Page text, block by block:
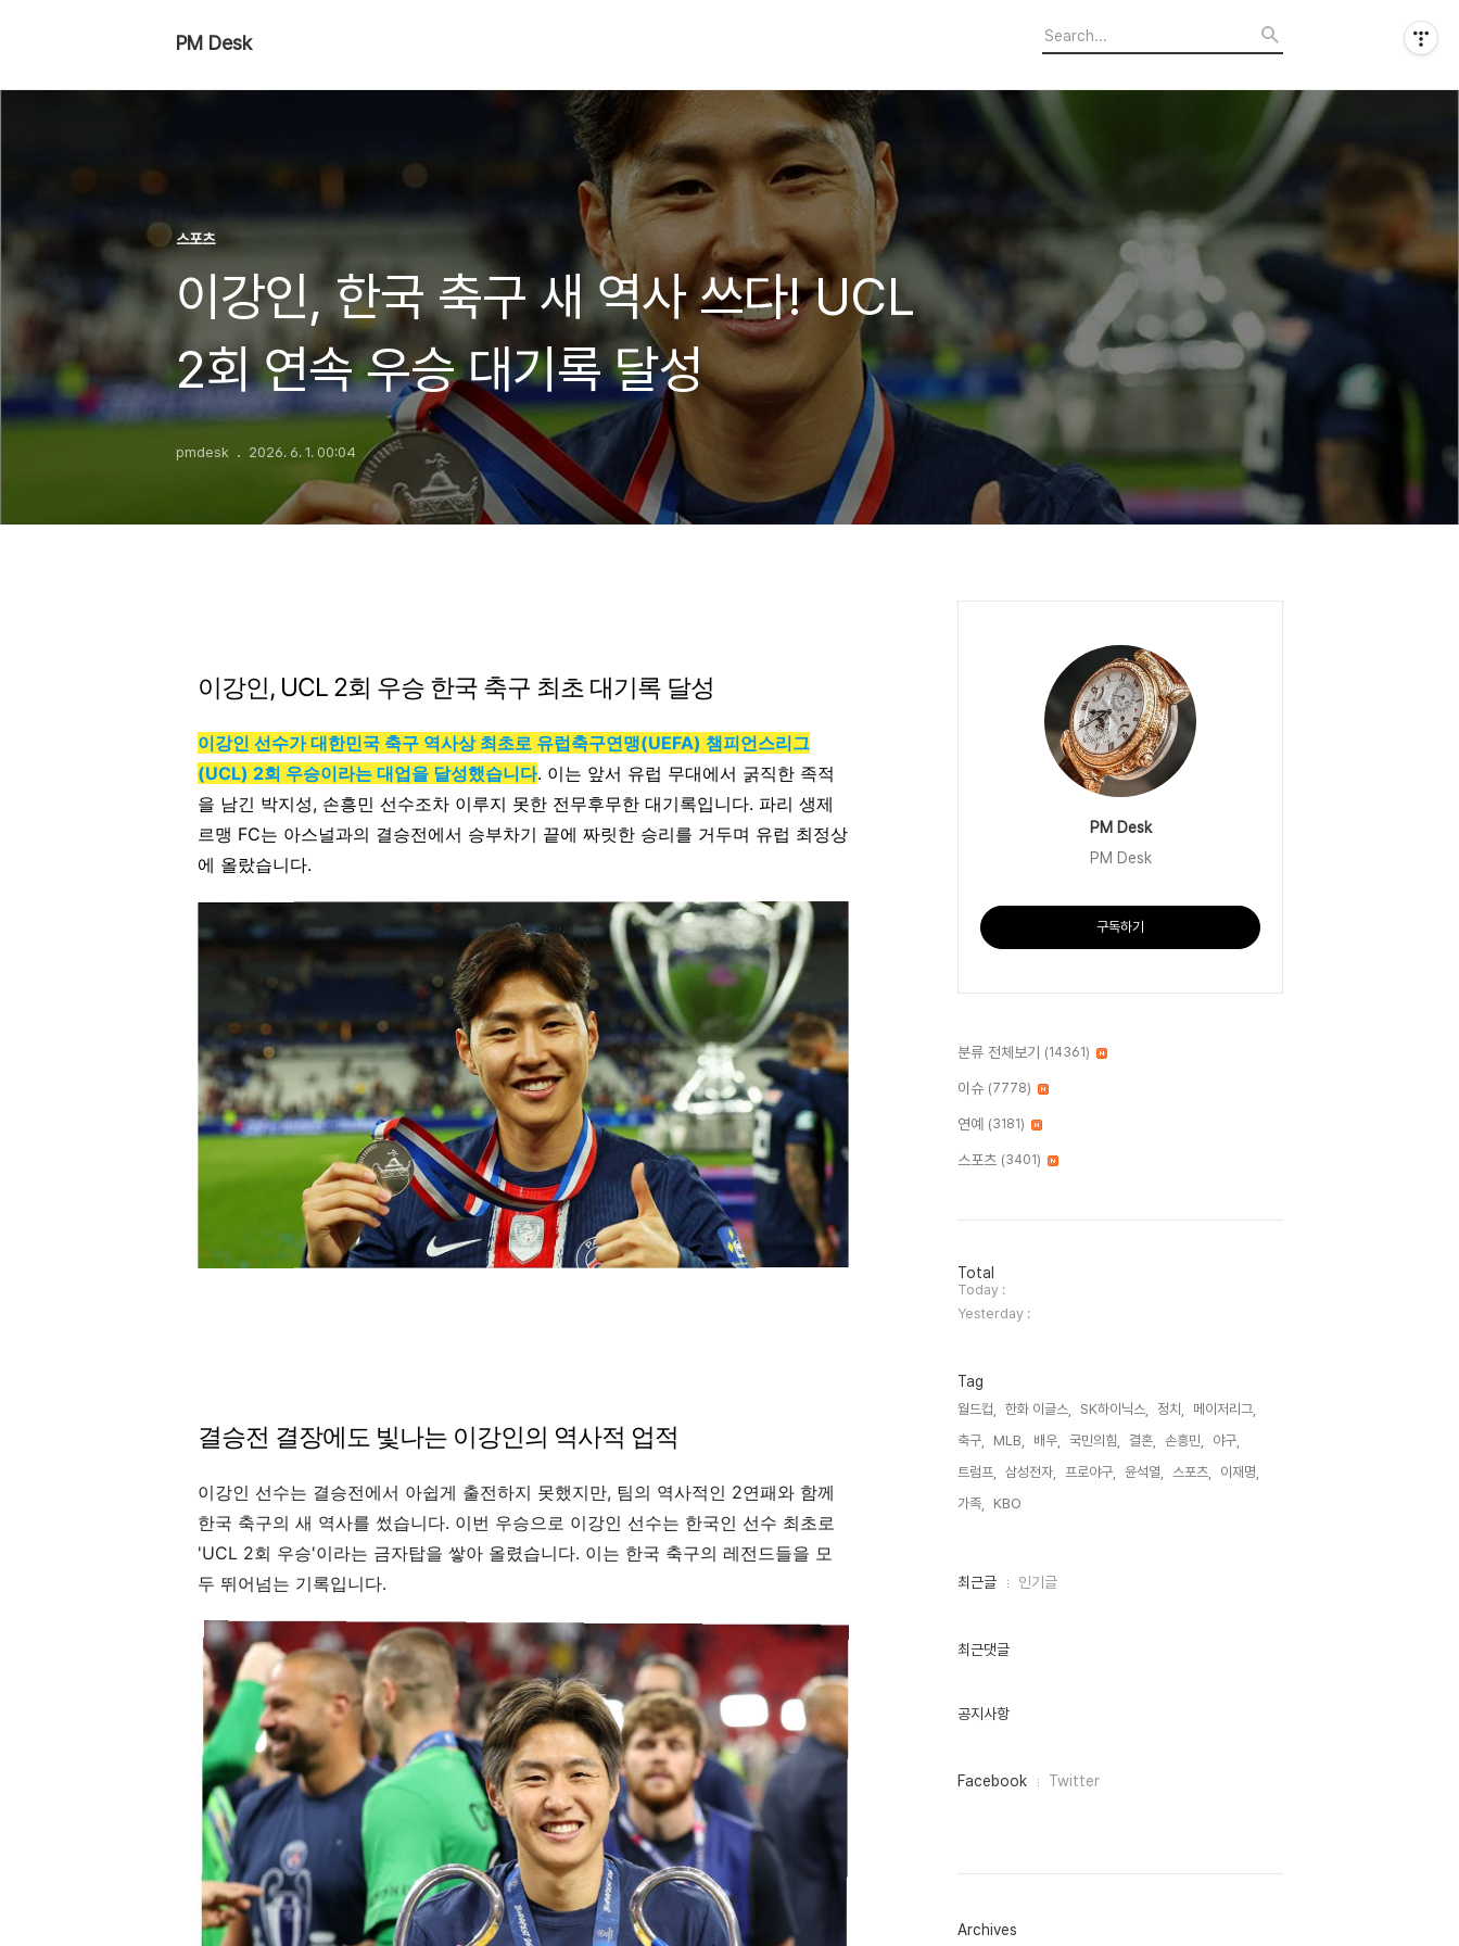
PM Desk
스포츠
이강인, 한국 축구 새 역사 쓰다! UCL
2회 연속 우승 대기록 달성
pmdesk 2026. 6. 1. 00:04
이강인, UCL 2회 우승 한국 축구 최초 대기록 달성
이강인 선수가 대한민국 축구 역사상 최초로 유럽축구연맹(UEFA) 챔피언스리그
(UCL) 2회 우승이라는 대업을 달성했습니다. 이는 앞서 유럽 무대에서 굵직한 족적
을 남긴 박지성, 손흥민 선수조차 이루지 못한 전무후무한 대기록입니다. 파리 생제
르맹 FC는 아스널과의 결승전에서 승부차기 끝에 짜릿한 승리를 거두며 유럽 최정상
에 올랐습니다.
결승전 결장에도 빛나는 이강인의 역사적 업적
이강인 선수는 결승전에서 아쉽게 출전하지 못했지만, 팀의 역사적인 2연패와 함께
한국 축구의 새 역사를 썼습니다. 이번 우승으로 이강인 선수는 한국인 선수 최초로
'UCL 2회 우승'이라는 금자탑을 쌓아 올렸습니다. 이는 한국 축구의 레전드들을 모
두 뛰어넘는 기록입니다.
PM Desk
PM Desk
구독하기
분류 전체보기 (14361)
이슈 (7778)
연예 (3181)
스포츠 (3401)
방
문
자
수
Total
Today :
Yesterday :
Tag
월드컵, 한화 이글스, SK하이닉스, 정치,
메이저리그,
축구,
MLB, 배우, 국민의힘, 결혼, 손흥민,
야구,
트럼프,
삼성전자, 프로야구, 윤석열, 스포츠,
이재명,
가족,
KBO,
최
인
최근글 인기글
최근댓글
공지사항
페
그
Facebook Twitter
Archives